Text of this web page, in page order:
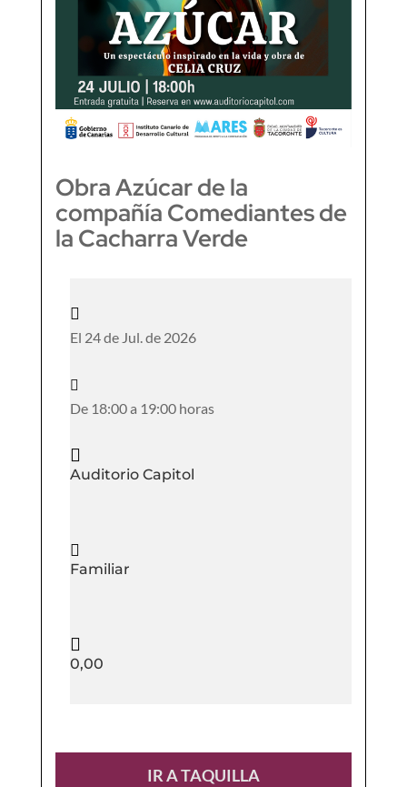
Obra Azúcar de la
compañía Comediantes de
la Cacharra Verde

El 24 de Jul. de 2026

De 18:00 a 19:00 horas

Auditorio Capitol

Familiar

0,00
IR A TAQUILLA